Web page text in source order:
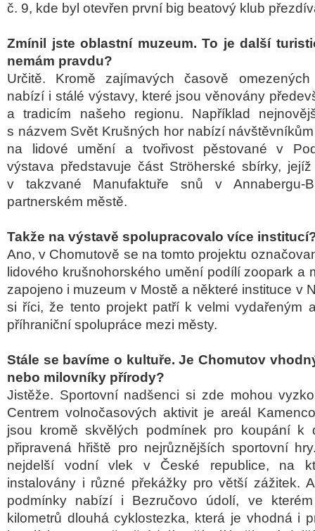
č. 9, kde byl otevřen první big beatový klub
Zmínil jste oblastní muzeum. To je další
nemám pravdu?
Určitě. Kromě zajímavých časově
nabízí i stálé výstavy, které jsou věnovány
a tradicím našeho regionu. Například
s názvem Svět Krušných hor nabízí
na lidové umění a tvořivost pěstované v
výstava představuje část Ströherské sbírky,
v takzvané Manufaktuře snů v Annabergu-
partnerském městě.
Takže na výstavě spolupracovalo více
Ano, v Chomutově se na tomto projektu
lidového krušnohorského umění podílí zoopark a
zapojeno i muzeum v Mostě a některé instituce v
si říci, že tento projekt patří k velmi vydařeným
příhraniční spolupráce mezi městy.
Stále se bavíme o kultuře. Je Chomutov
nebo milovníky přírody?
Jistěže. Sportovní nadšenci si zde mohou
Centrem volnočasových aktivit je areál
jsou kromě skvělých podmínek pro koupání k
připravená hřiště pro nejrůznějších sportovní
nejdelší vodní vlek v České republice, na
instalovány i různé překážky pro větší zážitek.
podmínky nabízí i Bezručovo údolí, ve
kilometrů dlouhá cyklostezka, která je vhodná i